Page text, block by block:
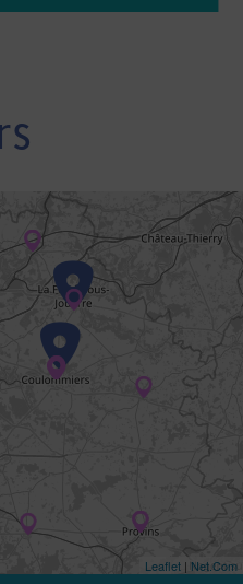
Leaflet | Net.Com